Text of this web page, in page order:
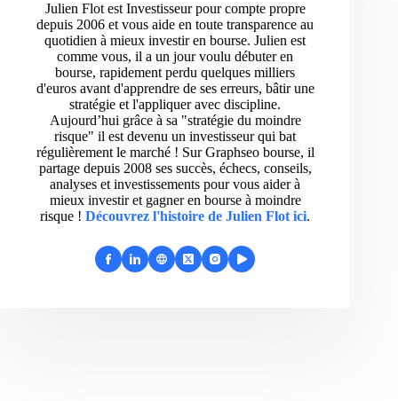
Julien Flot est Investisseur pour compte propre
depuis 2006 et vous aide en toute transparence au
quotidien à mieux investir en bourse. Julien est
comme vous, il a un jour voulu débuter en
bourse, rapidement perdu quelques milliers
d'euros avant d'apprendre de ses erreurs, bâtir une
stratégie et l'appliquer avec discipline.
Aujourd’hui grâce à sa "stratégie du moindre
risque" il est devenu un investisseur qui bat
régulièrement le marché ! Sur Graphseo bourse, il
partage depuis 2008 ses succès, échecs, conseils,
analyses et investissements pour vous aider à
mieux investir et gagner en bourse à moindre
risque ! Découvrez l'histoire de Julien Flot ici.